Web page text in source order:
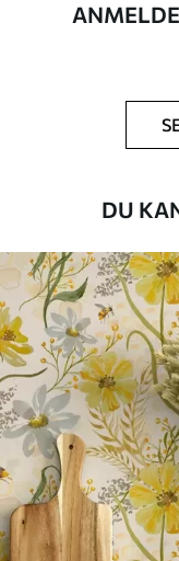
Efterbehandling
muligheder
Anvendelsesmetode
Tilgængelige
Standard
365 .00219.00kr/
DU